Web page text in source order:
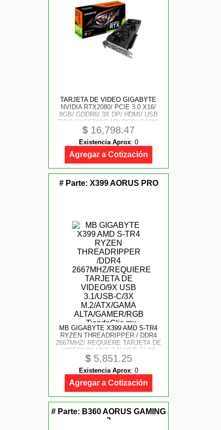
TARJETA DE VIDEO GIGABYTE
NVIDIA RTX2080/ PCIE 3.0 X16/
8GB/ GDDR6/ 3X DP/ HDMI/ USB
TIPO C/ ESTANDAR/ RGB/ GAMA
ALTA/ GAMER
$ 16,798.47
Existencia Aprox: 0
Agregar a Cotización
# Parte: X399 AORUS PRO
MB GIGABYTE X399 AMD S-TR4
RYZEN THREADRIPPER / DDR4
2667MHZ/ REQUIERE TARJETA DE
VIDEO/ 9X USB 3.1/ USB-C/ 3X
M.2/ ATX/ GAMA ALTA/ GAMER/
$5,851.25
Existencia Aprox: 0
Agregar a Cotización
# Parte: B360 AORUS GAMING
3